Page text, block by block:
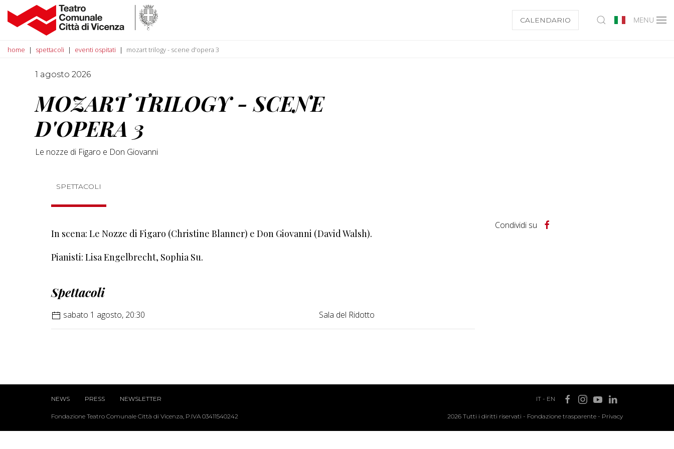
CALENDARIO MENU
home spettacoli eventi ospitati mozart trilogy - scene d'opera 3
1 agosto 2026
MOZART TRILOGY - SCENE
D'OPERA 3
Le nozze di Figaro e Don Giovanni
SPETTACOLI
In scena: Le Nozze di Figaro (Christine Blanner) e Don Giovanni (David Walsh).
Pianisti: Lisa Engelbrecht, Sophia Su.
Spettacoli
sabato 1 agosto, 20:30 Sala del Ridotto
Condividi su
NEWS PRESS NEWSLETTER IT - EN
Fondazione Teatro Comunale Città di Vicenza, P.IVA 03411540242 2026 Tutti i diritti riservati - Fondazione trasparente - Privacy